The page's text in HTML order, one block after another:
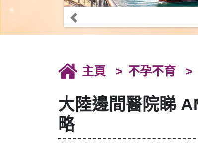
主頁 不孕不育
大陸邊間醫院睇
略